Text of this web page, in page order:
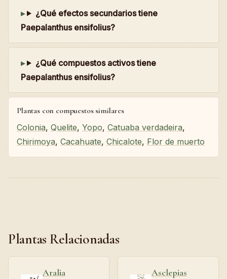
¿Qué efectos secundarios tiene
Paepalanthus ensifolius?
¿Qué compuestos activos tiene
Paepalanthus ensifolius?
Plantas con compuestos similares
Colonia, Quelite, Yopo, Catuaba verdadeira,
Chirimoya, Cacahuate, Chicalote, Flor de muerto
Plantas Relacionadas
Aralia Asclepias